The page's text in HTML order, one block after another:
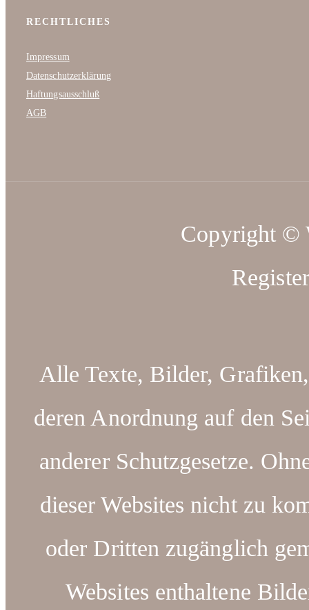
RECHTLICHES
Impressum
Datenschutzerklärung
Haftungsausschluß
AGB
Copyright ©
Alle Texte, Bilder,
deren Anordnung auf den
anderer Schutzgesetze.
dieser Websites nicht zu
oder Dritten zugänglich
Websites enthaltene